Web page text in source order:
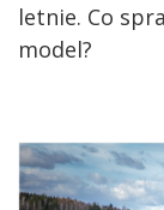
letnie. Co
model?